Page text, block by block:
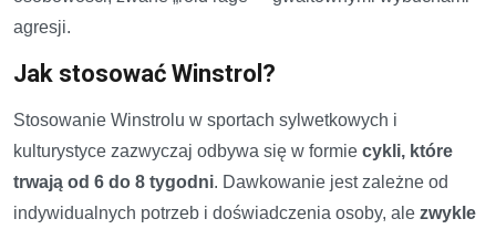
agresji.
Jak stosować Winstrol?
Stosowanie Winstrolu w sportach sylwetkowych i
kulturystyce zazwyczaj odbywa się w formie cykli, które
trwają od 6 do 8 tygodni. Dawkowanie jest zależne od
indywidualnych potrzeb i doświadczenia osoby, ale zwykle